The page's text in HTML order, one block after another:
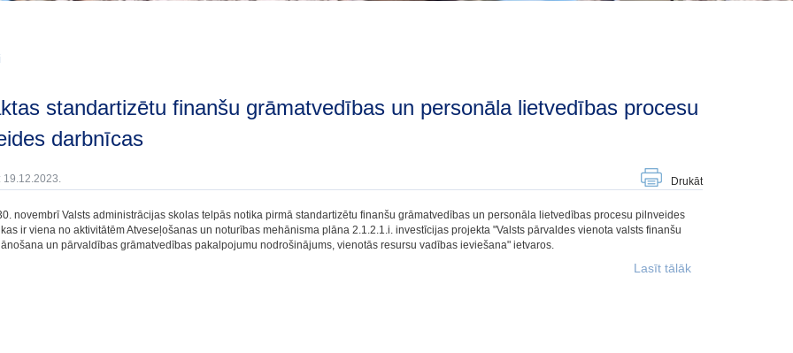
darbnīcas
19.12.2023. Drukāt
novembrī Valsts administrācijas skolas telpās notika pirmā standartizētu finanšu grāmatvedības un personāla lietvedības procesu pilnveides
ir viena no aktivitātēm Atveseļošanas un noturības mehānisma plāna 2.1.2.1.i. investīcijas projekta "Valsts pārvaldes vienota valsts finanšu
un pārvaldības grāmatvedības pakalpojumu nodrošinājums, vienotās resursu vadības ieviešana" ietvaros.
Lasīt tālāk